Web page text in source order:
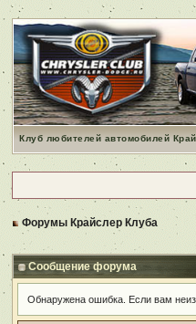
Клуб любителей автомобилей
Форумы Крайслер Клуба
Сообщение форума
Обнаружена ошибка. Если вам